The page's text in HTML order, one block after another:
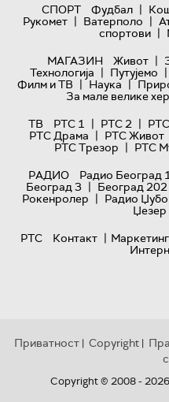
СПОРТ
Фудбал |
Рукомет | Ватерполо |
спортови |
МАГАЗИН
Живот |
Технологијa | Путујемо |
Филм и ТВ | Наука |
За мале велике
ТВ
РТС 1 | РТС 2 |
РТС Драма | РТС Живот
РТС Трезор | РТС
РАДИО
Радио Београд
Београд 3 | Београд 202
Рокенролер | Радио
Џезер
РТС
Контакт | Маркетинг
Приватност | Copyright |
Copyright © 2008 -